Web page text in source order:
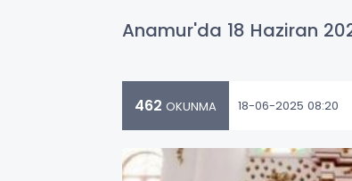
Anamur'da 18 Haziran
462 OKUNMA 18-06-2025 08:20